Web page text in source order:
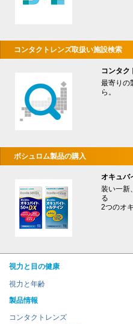
コンタクトレンズ取扱い施設検索
コンタク
最寄りの
ら。
ボシュロム製品の購入
オキュバ
装い一新
る
2つのオ
視力と目の健康
視力と年齢
製品情報
コンタクトレンズ